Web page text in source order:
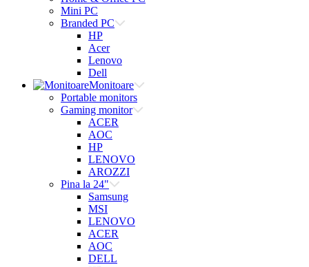
Mini PC
Branded PC
HP
Acer
Lenovo
Dell
Monitoare
Portable monitors
Gaming monitor
ACER
AOC
HP
LENOVO
AROZZI
Pina la 24"
Samsung
MSI
LENOVO
ACER
AOC
DELL